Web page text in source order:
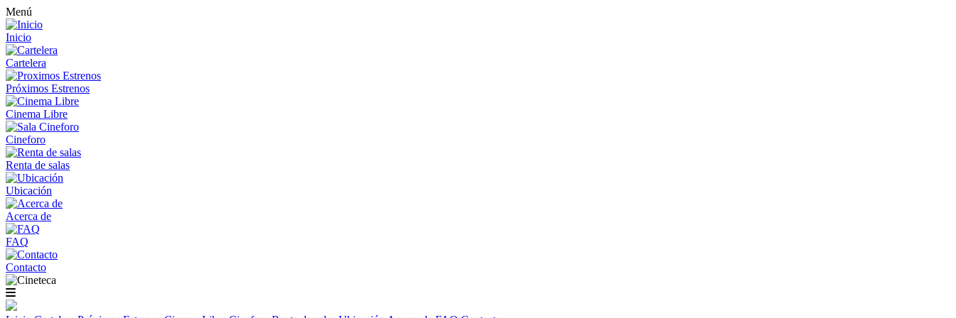
Menú
Inicio
Cartelera
Próximos Estrenos
Cinema Libre
Cineforo
Renta de salas
Ubicación
Acerca de
FAQ
Contacto